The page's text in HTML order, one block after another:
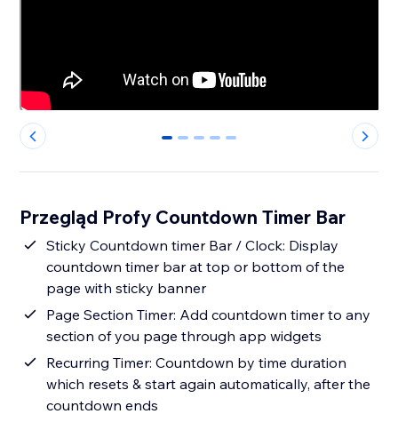
0 1 2 3 4
Przegląd Profy Countdown Timer Bar
Sticky Countdown timer Bar / Clock: Display
countdown timer bar at top or bottom of the
page with sticky banner
Page Section Timer: Add countdown timer to any
section of you page through app widgets
Recurring Timer: Countdown by time duration
which resets & start again automatically, after the
countdown ends